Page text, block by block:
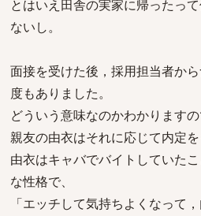
とはいえ田舎の実家に帰ったっ
ないし。
面接を受けた後，採用担当者か
度もありました。
どういう意味なのかわかりますの
親友の由衣はそれに応じて内定を
由衣はキャバでバイトしていた
な性格で、
「エッチして気持ちよくなって